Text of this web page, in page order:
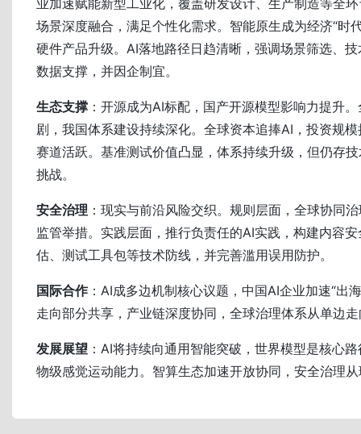
场景深度融合，满足个性化需求。智能原生成为经济“时
硬件产品升级。AI落地路径日趋清晰，强调场景筛选、
数据支撑，并因企制宜。
生态支撑 ：开源成为AI标配，国产开源模型影响力提升
剧，我国体系建设持续深化。全球资本追捧AI，投资规
赛道活跃。基准测试价值凸显，体系持续升级，但仍存
挑战。
安全治理 ：现实与前沿风险交织。规则层面，全球协同
监管举措。实践层面，推行负责任的AI实践，构建内容
估、测试工具包等技术防线，并完善滥用误用防护。
国际合作：AI成多边机制核心议题，中国AI企业加速“出
走向部分共享，产业链深度协同，全球治理体系从单边
发展展望 ：AI将持续向通用智能突破，世界模型是核心
物级感觉运动能力。智算生态加速开放协同，安全治理